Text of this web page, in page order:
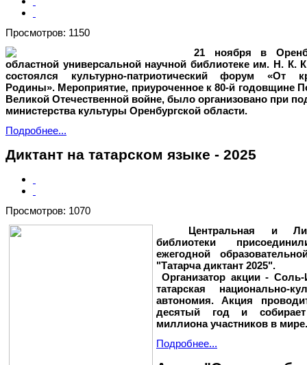
Просмотров: 1150
21 ноября в
областной универсальной научной библиотеке им. Н. К.
состоялся культурно-патриотический форум «От
Родины». Мероприятие, приуроченное к 80-й годовщине
Великой Отечественной войне, было организовано при
министерства культуры Оренбургской области.
Подробнее...
Диктант на татарском языке - 2025
Просмотров: 1070
Центральная и
библиотеки
ежегодной
"Татарча диктант 2025".
Организатор акции - Соль-
татарская национально-
автономия.Акция
десятый год и
миллиона участников в мире.
Подробнее...